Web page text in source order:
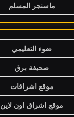
ماسنجر المسلم
ضوء التعليمي
صحيفة برق
موقع اشراقات
موقع اشراق اون لاين